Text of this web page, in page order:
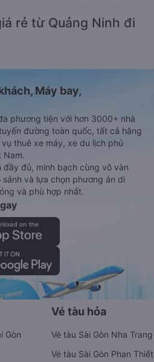
rẻ từ Quảng Ninh đi
Máy bay,
phương tiện với hơn 3000+ nhà
đường toàn quốc, tất cả hãng
thuê xe máy, xe du lịch phủ
Nam.
đủ, minh bạch cùng vô vàn
và lựa chọn phương án di
và phù hợp nhất.
Gòn
Vé tàu hỏa
Vé tàu Sài Gòn Nha Trang
Vé tàu Sài Gòn Phan Thiết